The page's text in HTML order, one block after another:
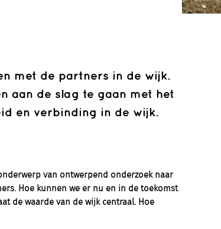
met de partners in de wijk.
aan de slag te gaan met het
en verbinding in de wijk.
van ontwerpend onderzoek naar
Hoe kunnen we er nu en in de toekomst
de waarde van de wijk centraal. Hoe